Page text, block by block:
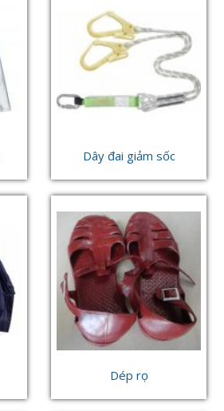
Dây đai giảm sốc
Dép rọ